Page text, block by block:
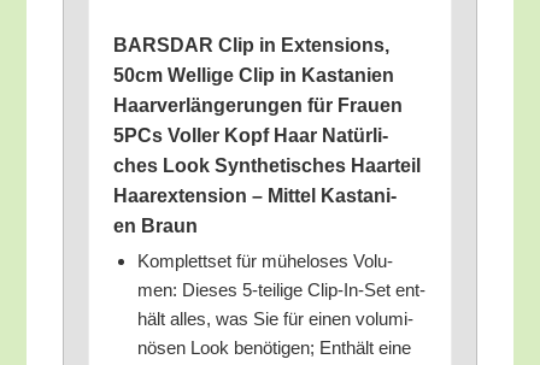
BARSDAR Clip in Exten­si­ons,
50cm Wel­li­ge Clip in Kas­ta­ni­en
Haar­ver­län­ge­run­gen für Frau­en
5PCs Vol­ler Kopf Haar Natür­li­
ches Look Syn­the­ti­sches Haar­teil
Haa­r­ex­ten­si­on – Mit­tel Kas­ta­ni­
en Braun
Kom­plett­set für mühe­lo­ses Volu­
men: Die­ses 5‑teilige Clip-In-Set ent­
hält alles, was Sie für einen volu­mi­
nö­sen Look benö­ti­gen; Ent­hält eine